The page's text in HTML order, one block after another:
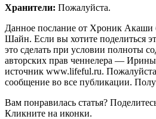
Хранители: Пожалуйста.
Данное послание от Хроник
Шайн. Если вы хотите поделиться
это сделать при условии полноты
авторских прав ченнелера —
источник www.lifeful.ru.
сообщение во все публикации.
Вам понравилась статья?
Кликните на иконки.